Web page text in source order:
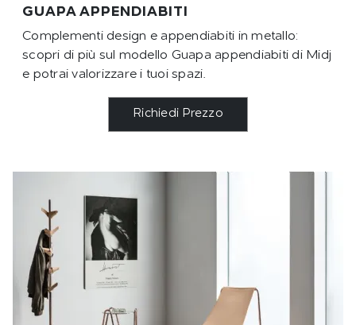
GUAPA APPENDIABITI
Complementi design e appendiabiti in metallo:
scopri di più sul modello Guapa appendiabiti di Midj
e potrai valorizzare i tuoi spazi.
Richiedi Prezzo